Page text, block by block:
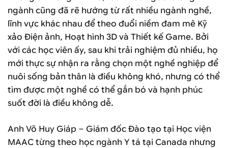
ngành cũng đã rẽ hướng từ rất nhiều ngành nghề,
lĩnh vực khác nhau để theo đuổi niềm đam mê Kỹ
xảo Điện ảnh, Hoạt hình 3D và Thiết kế Game. Bởi
với các học viên ấy, sau khi trải nghiệm đủ nhiều, họ
mới thực sự nhận ra rằng chọn một nghề nghiệp để
nuôi sống bản thân là điều không khó, nhưng có thể
tìm được một nghề có thể gắn bó và hạnh phúc
suốt đời là điều không dễ.
Anh Võ Huy Giáp – Giám đốc Đào tạo tại Học viện
MAAC từng theo học ngành Y tá tại Canada nhưng